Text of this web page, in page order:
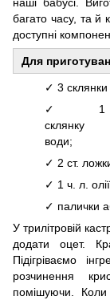
багато часу, та й
доступні
Для
✓ 3 склянки
✓ 1
склянку
води;
✓ 2 ст.
✓ 1 ч. л.
✓ палички
У трилітровій
додати оцет.
Підігріваємо
розчинення
помішуючи.